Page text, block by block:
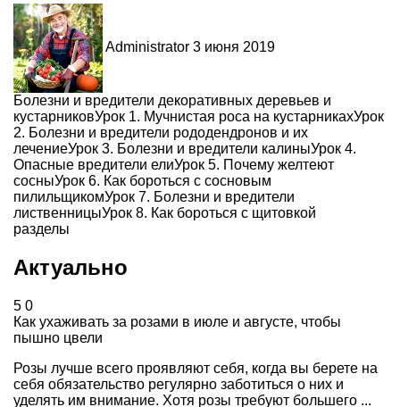
Administrator 3 июня 2019
Болезни и вредители декоративных деревьев и
кустарниковУрок 1. Мучнистая роса на кустарникахУрок
2. Болезни и вредители рододендронов и их
лечениеУрок 3. Болезни и вредители калиныУрок 4.
Опасные вредители елиУрок 5. Почему желтеют
сосныУрок 6. Как бороться с сосновым
пилильщикомУрок 7. Болезни и вредители
лиственницыУрок 8. Как бороться с щитовкой
разделы
Актуально
5 0
Как ухаживать за розами в июле и августе, чтобы
пышно цвели
Розы лучше всего проявляют себя, когда вы берете на
себя обязательство регулярно заботиться о них и
уделять им внимание. Хотя розы требуют большего ...